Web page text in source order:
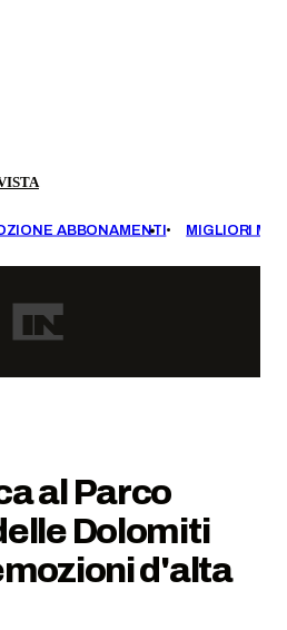
ABBONAMENTI MIGLIORI
al Parco
Dolomiti
d'alta